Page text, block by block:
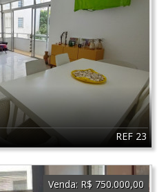
REF 23
Venda: R$ 750.000,00